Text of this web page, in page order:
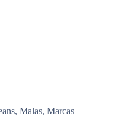
, Malas, Marcas